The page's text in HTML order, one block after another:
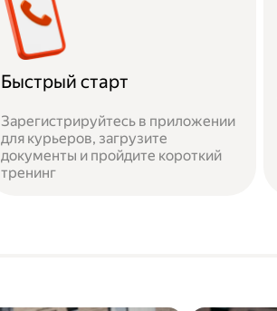
Быстрый старт
Зарегистрируйтесь в приложении
для курьеров, загрузите
документы и пройдите короткий
тренинг